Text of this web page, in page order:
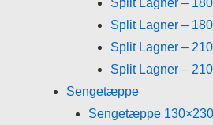
Split Lagner –
Split Lagner –
Split Lagner –
Split Lagner –
Sengetæppe
Sengetæppe 130×230